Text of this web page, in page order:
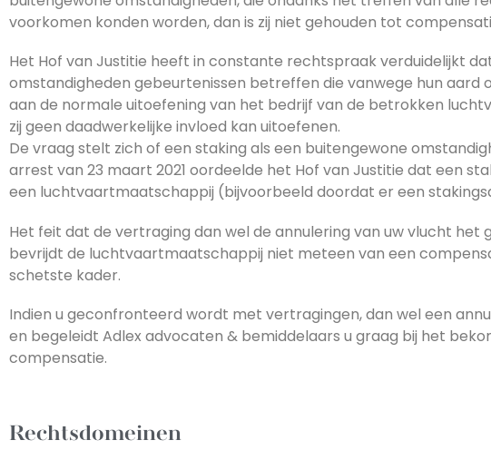
voorkomen konden worden, dan is zij niet gehouden tot
Het Hof van Justitie heeft in constante rechtspraak verduidelijkt
omstandigheden gebeurtenissen betreffen die vanwege hun aard
aan de normale uitoefening van het bedrijf van de betrokken
zij geen daadwerkelijke invloed kan uitoefenen.
De vraag stelt zich of een staking als een buitengewone
arrest van 23 maart 2021 oordeelde het Hof van Justitie dat een
een luchtvaartmaatschappij (bijvoorbeeld doordat er een
Het feit dat de vertraging dan wel de annulering van uw vlucht het
bevrijdt de luchtvaartmaatschappij niet meteen van een
schetste kader.
Indien u geconfronteerd wordt met vertragingen, dan wel een
en begeleidt Adlex advocaten & bemiddelaars u graag bij het
compensatie.
Rechtsdomeinen